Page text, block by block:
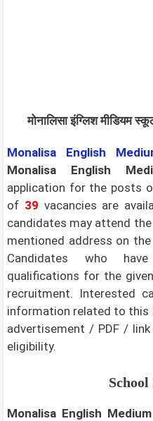
मोनालिसा इंग्लिश मीडियम
Monalisa English
Monalisa English
application for the posts
of 39 vacancies are
candidates may attend
mentioned address on the
Candidates who
qualifications for the
recruitment. Interested
information related to
advertisement / PDF /
eligibility.
School
Monalisa English